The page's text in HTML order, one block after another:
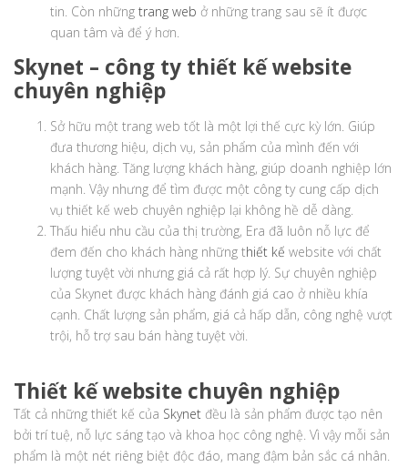
tin. Còn những trang web ở những trang sau sẽ ít được
quan tâm và để ý hơn.
Skynet – công ty thiết kế website
chuyên nghiệp
Sở hữu một trang web tốt là một lợi thế cực kỳ lớn. Giúp
đưa thương hiệu, dịch vụ, sản phẩm của mình đến với
khách hàng. Tăng lượng khách hàng, giúp doanh nghiệp lớn
mạnh. Vậy nhưng để tìm được một công ty cung cấp dịch
vụ thiết kế web chuyên nghiệp lại không hề dễ dàng.
Thấu hiểu nhu cầu của thị trường, Era đã luôn nỗ lực để
đem đến cho khách hàng những thiết kế website với chất
lượng tuyệt vời nhưng giá cả rất hợp lý. Sự chuyên nghiệp
của Skynet được khách hàng đánh giá cao ở nhiều khía
cạnh. Chất lượng sản phẩm, giá cả hấp dẫn, công nghệ vượt
trội, hỗ trợ sau bán hàng tuyệt vời.
Thiết kế website chuyên nghiệp
Tất cả những thiết kế của Skynet đều là sản phẩm được tạo nên
bởi trí tuệ, nỗ lực sáng tạo và khoa học công nghệ. Vì vậy mỗi sản
phẩm là một nét riêng biệt độc đáo, mang đậm bản sắc cá nhân.